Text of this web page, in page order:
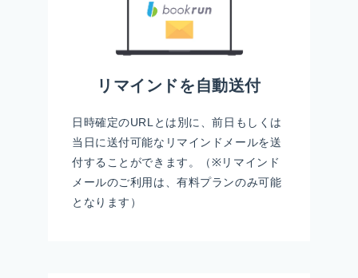
リマインドを自動送付
日時確定のURLとは別に、前日もしくは
当日に送付可能なリマインドメールを送
付することができます。（※リマインド
メールのご利用は、有料プランのみ可能
となります）